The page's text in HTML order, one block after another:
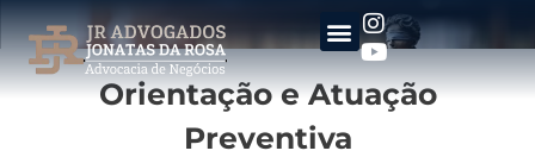
Orientação e Atuação
Preventiva